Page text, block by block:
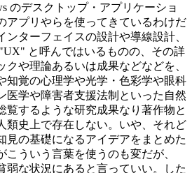
のデスクトップ・アプリケーショ
アプリやらを使ってきているわけだ
ンターフェイスの設計や導線設計、
と呼んではいるものの、その詳
や理論あるいは成果などなどを、
知覚の心理学や光学・色彩学や眼科
医学や障害者支援法制といった自然
覧するような研究成果なり著作物と
類史上で存在しない。いや、それど
見の基礎になるアイデアをまとめた
こういう言葉を使うのも変だが、
弱な状況にあると言っていい。した